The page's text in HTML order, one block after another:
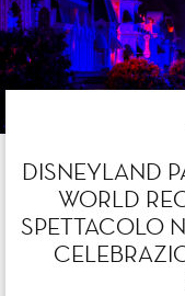
DISNEYLAND
WORLD
SPETTACOLO